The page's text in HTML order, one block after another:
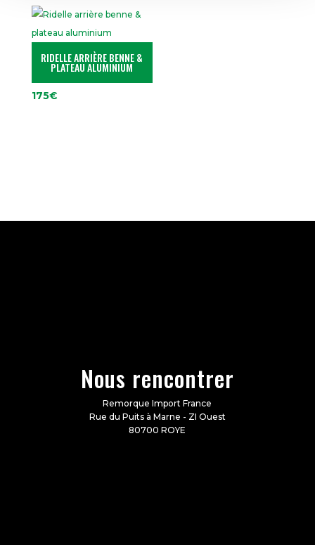
RIDELLE ARRIÈRE BENNE &
PLATEAU ALUMINIUM
175€
Nous rencontrer
Remorque Import France
Rue du Puits à Marne - ZI Ouest
80700 ROYE